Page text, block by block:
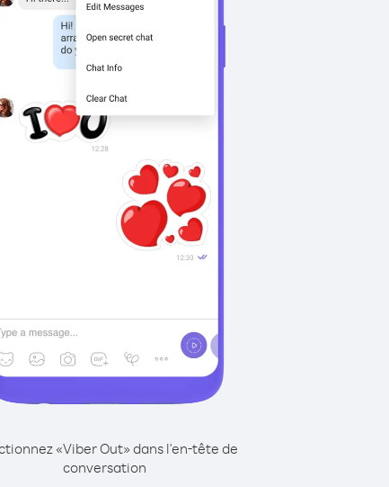
«Viber Out» dans l'en-tête de
conversation